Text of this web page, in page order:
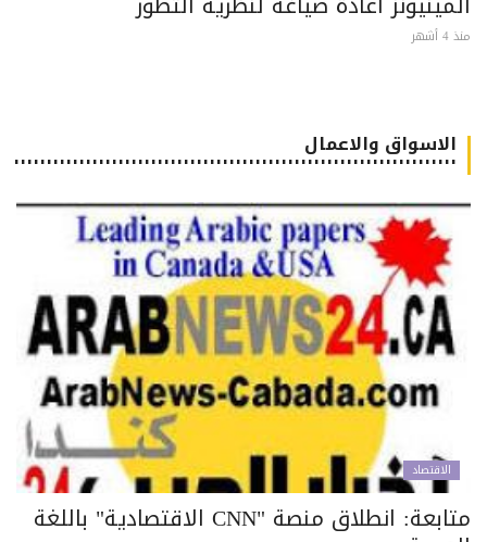
الاسواق والاعمال
٠٠٠٠٠٠٠٠٠٠٠٠٠٠٠٠٠٠٠٠٠٠٠٠٠٠٠٠٠٠٠٠٠٠٠٠٠٠٠٠٠٠٠٠٠٠٠٠٠٠٠٠٠٠٠٠٠٠٠٠٠٠٠٠٠٠٠٠
الاقتصاد
متابعة: انطلاق منصة "CNN الاقتصادية" باللغة